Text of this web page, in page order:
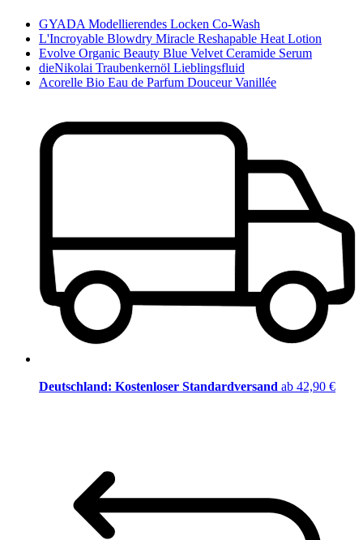
GYADA Modellierendes Locken Co-Wash
L'Incroyable Blowdry Miracle Reshapable Heat Lotion
Evolve Organic Beauty Blue Velvet Ceramide Serum
dieNikolai Traubenkernöl Lieblingsfluid
Acorelle Bio Eau de Parfum Douceur Vanillée
Deutschland: Kostenloser Standardversand ab 42,90 €